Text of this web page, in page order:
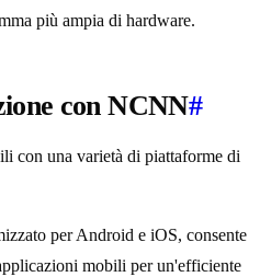
più ampia di hardware.
con NCNN#
con una varietà di piattaforme di
per Android e iOS, consente
mobili per un'efficiente